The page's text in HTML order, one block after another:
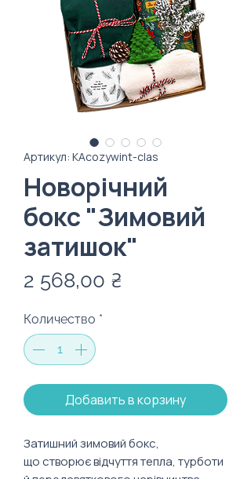
Артикул: KAcozywint-clas
Новорічний
бокс "Зимовий
затишок"
2 568,00 ₴
Количество *
Добавить в корзину
Затишний зимовий бокс,
що створює відчуття тепла, турботи